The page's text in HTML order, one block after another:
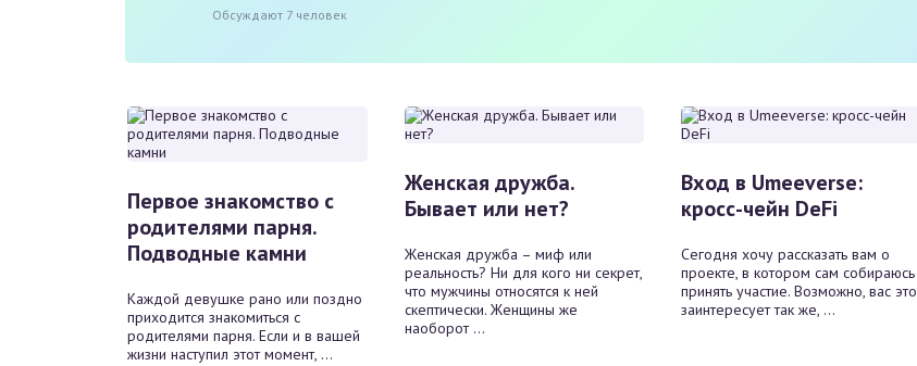
Обсуждают 7 человек
Первое знакомство с
родителями парня.
Подводные камни
Каждой девушке рано или поздно
приходится знакомиться с
родителями парня. Если и в вашей
жизни наступил этот момент, ...
Женская дружба.
Бывает или нет?
Женская дружба – миф или
реальность? Ни для кого ни секрет,
что мужчины относятся к ней
скептически. Женщины же
наоборот ...
Вход в Umeeverse:
кросс-чейн DeFi
Сегодня хочу рассказать вам о
проекте, в котором сам собираюсь
принять участие. Возможно, вас это
заинтересует так же, ...